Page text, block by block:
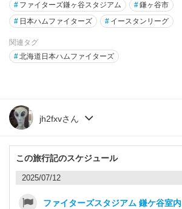
# ファイターズ鎌ヶ谷スタジアム #鎌ヶ谷市
# 日本ハムファイターズ # イースタンリーグ
関連タグ
#北海道日本ハムファイターズ
jh2fxvさん
この旅行記のスケジュール
2025/07/12
ファイターズスタジアム 鎌ケ谷室内